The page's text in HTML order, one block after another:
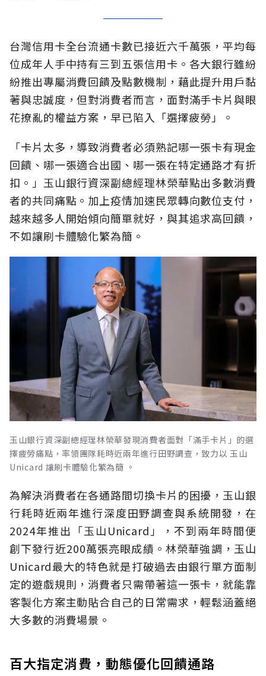
台灣信用卡全台流通卡數已接近六千萬張，平均每
位成年人手中持有三到五張信用卡。各大銀行雖紛
紛推出專屬消費回饋及點數機制，藉此提升用戶黏
著與忠誠度，但對消費者而言，面對滿手卡片與眼
花撩亂的權益方案，早已陷入「選擇疲勞」。
「卡片太多，導致消費者必須熟記哪一張卡有現金
回饋、哪一張適合出國、哪一張在特定通路才有折
扣。」玉山銀行資深副總經理林榮華點出多數消費
者的共同痛點。加上疫情加速民眾轉向數位支付，
越來越多人開始傾向簡單就好，與其追求高回饋，
不如讓刷卡體驗化繁為簡。
玉山銀行資深副總經理林榮華發現消費者面對「滿手卡片」的選
擇疲勞痛點，率領團隊耗時近兩年進行田野調查，致力以 玉山
Unicard 讓刷卡體驗化繁為簡 。
為解決消費者在各通路間切換卡片的困擾，玉山銀
行耗時近兩年進行深度田野調查與系統開發，在
2024年推出「玉山Unicard」，不到兩年時間便
創下發行近200萬張亮眼成績。林榮華強調，玉山
Unicard最大的特色就是打破過去由銀行單方面制
定的遊戲規則，消費者只需帶著這一張卡，就能靠
客製化方案主動貼合自己的日常需求，輕鬆涵蓋絕
大多數的消費場景。
百大指定消費，動態優化回饋通路